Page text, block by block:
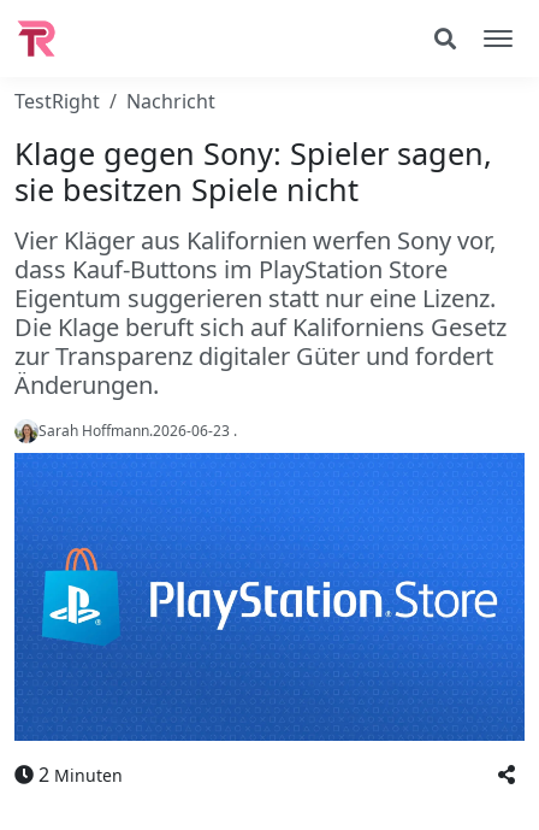
TestRight Nachricht
Klage gegen Sony: Spieler sagen,
sie besitzen Spiele nicht
Vier Kläger aus Kalifornien werfen Sony vor,
dass Kauf-Buttons im PlayStation Store
Eigentum suggerieren statt nur eine Lizenz.
Die Klage beruft sich auf Kaliforniens Gesetz
zur Transparenz digitaler Güter und fordert
Änderungen.
Sarah Hoffmann.2026-06-23 .
2 Minuten